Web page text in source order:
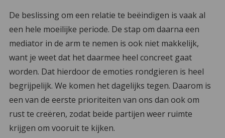
De beslissing om een relatie te beëindigen is vaak al
een hele moeilijke periode. De stap om daarna een
mediator in de arm te nemen is ook niet makkelijk,
want je weet dat het daarmee heel concreet gaat
worden. Dat hierdoor de emoties rondgieren is heel
begrijpelijk. We komen het dagelijks tegen. Daarom is
een van de eerste prioriteiten van ons dan ook om
rust te creëren, zodat beide partijen weer ruimte
krijgen om vooruit te kijken.